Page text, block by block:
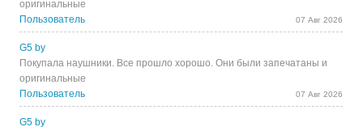
оригинальные
Пользователь
07 Авг 2026
G5 by
Покупала наушники. Все прошло хорошо. Они были запечатаны и
оригинальные
Пользователь
07 Авг 2026
G5 by